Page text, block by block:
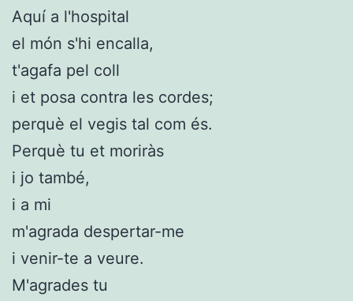
Aquí a l'hospital
el món s'hi encalla,
t'agafa pel coll
i et posa contra les cordes;
perquè el vegis tal com és.
Perquè tu et moriràs
i jo també,
i a mi
m'agrada despertar-me
i venir-te a veure.
M'agrades tu